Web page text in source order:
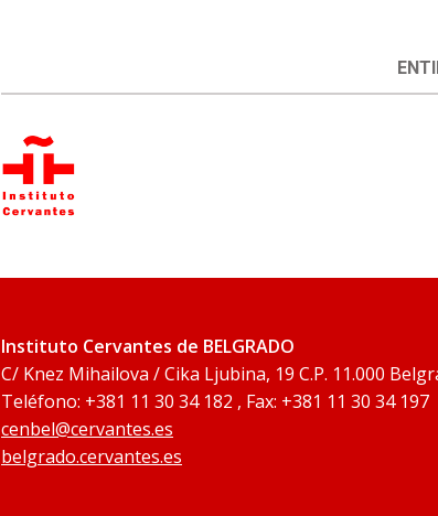
Instituto Cervantes de BELGRADO
C/ Knez Mihailova / Cika Ljubina, 19 C.P. 11.000
Teléfono: +381 11 30 34 182 , Fax: +381 11 30 34 197
cenbel@cervantes.es
belgrado.cervantes.es